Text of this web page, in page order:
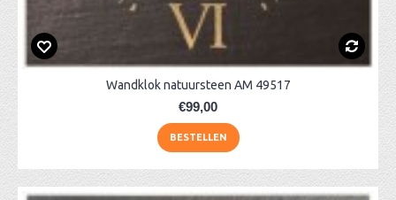
Wandklok natuursteen AM 49517
€99,00
BESTELLEN